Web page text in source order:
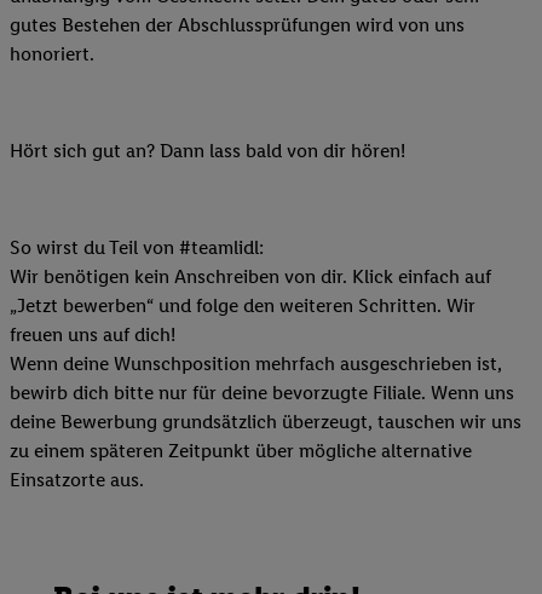
gutes Bestehen der Abschlussprüfungen wird von uns
honoriert.
Hört sich gut an? Dann lass bald von dir hören!
So wirst du Teil von #teamlidl:
Wir benötigen kein Anschreiben von dir. Klick einfach auf
„Jetzt bewerben“ und folge den weiteren Schritten. Wir
freuen uns auf dich!
Wenn deine Wunschposition mehrfach ausgeschrieben ist,
bewirb dich bitte nur für deine bevorzugte Filiale. Wenn uns
deine Bewerbung grundsätzlich überzeugt, tauschen wir uns
zu einem späteren Zeitpunkt über mögliche alternative
Einsatzorte aus.